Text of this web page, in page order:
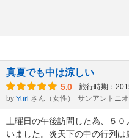
真夏でも中は涼しい
5.0 旅行時期：
by Yuri さん（女性） サンアントニ
土曜日の午後訪問した為、５０
いました。炎天下の中の行列は